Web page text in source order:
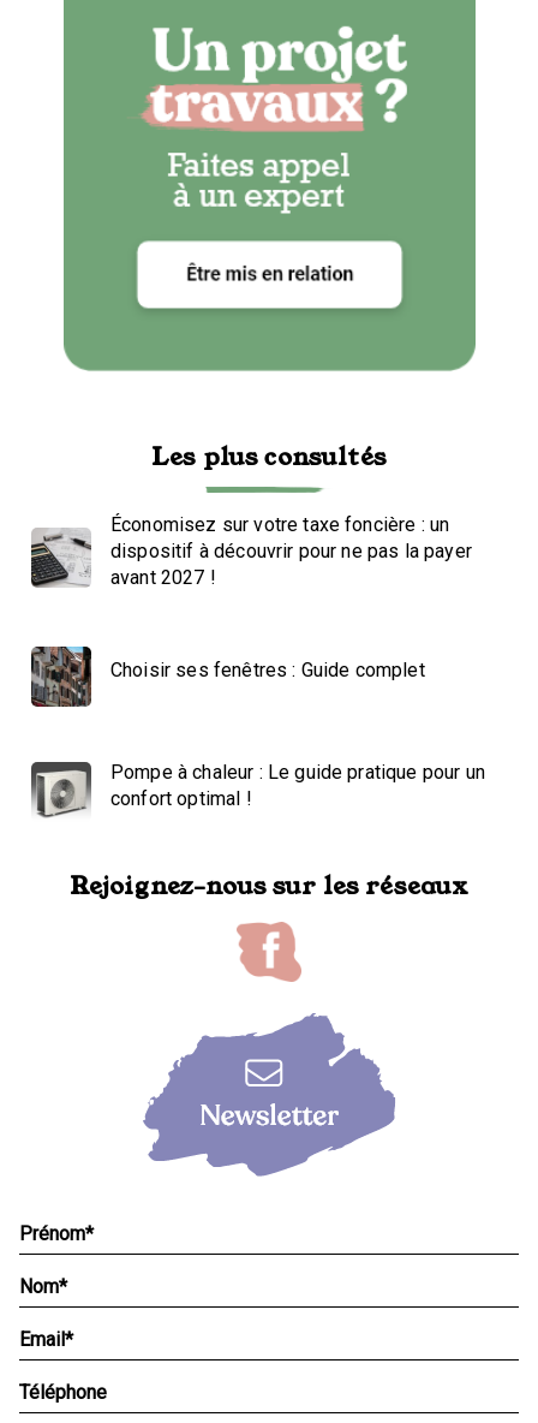
Les plus consultés
Économisez sur votre taxe foncière : un
dispositif à découvrir pour ne pas la payer
avant 2027 !
Choisir ses fenêtres : Guide complet
Pompe à chaleur : Le guide pratique pour un
confort optimal !
Rejoignez-nous sur les réseaux